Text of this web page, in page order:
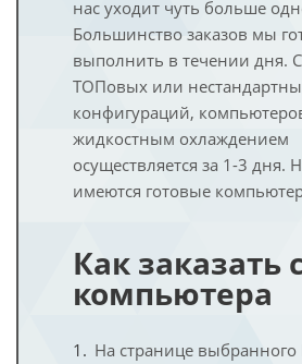
нас уходит чуть больше
Большинство заказов мы
выполнить в течении дня.
ТОПовых или
конфигураций,
жидкостным охлаждением
осуществляется за 1-3 дня.
имеются готовые
Как заказать
компьютера
На странице